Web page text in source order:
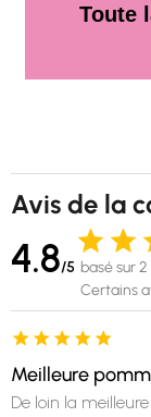
Toute
Avis de la
4.8/5 basé sur
Certains
Meilleure
De loin la